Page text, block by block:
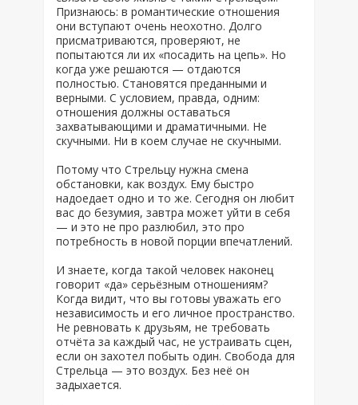
Признаюсь: в романтические отношения
они вступают очень неохотно. Долго
присматриваются, проверяют, не
попытаются ли их «посадить на цепь». Но
когда уже решаются — отдаются
полностью. Становятся преданными и
верными. С условием, правда, одним:
отношения должны оставаться
захватывающими и драматичными. Не
скучными. Ни в коем случае не скучными.
Потому что Стрельцу нужна смена
обстановки, как воздух. Ему быстро
надоедает одно и то же. Сегодня он любит
вас до безумия, завтра может уйти в себя
— и это не про разлюбил, это про
потребность в новой порции впечатлений.
И знаете, когда такой человек наконец
говорит «да» серьёзным отношениям?
Когда видит, что вы готовы уважать его
независимость и его личное пространство.
Не ревновать к друзьям, не требовать
отчёта за каждый час, не устраивать сцен,
если он захотел побыть один. Свобода для
Стрельца — это воздух. Без неё он
задыхается.